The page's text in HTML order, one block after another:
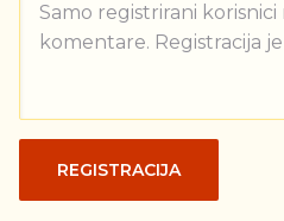
Samo registrirani
komentare. Registracija
REGISTRACIJA